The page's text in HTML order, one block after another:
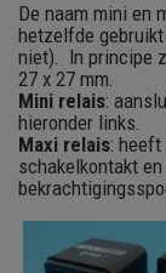
De naam mini en
hetzelfde
niet). In principe
27 x 27 mm.
Mini relais:
hieronder links.
Maxi relais: heeft
schakelkontakt